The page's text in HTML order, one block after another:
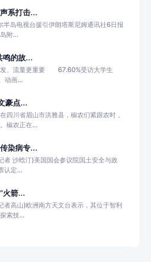
系打击...
岛电视台援引伊朗塔斯尼姆通讯社6日报
附...
鸣的故...
、流量更重要 67.60%受访大学生
动画...
豪点...
川省眉山市洪雅县，椒农们紧跟农时，
椒农正在...
染病专...
沙晗汀)美国国会参议院国土安全与政
认定...
火箭...
高山)欧洲南方天文台表示，其位于智利
索技...